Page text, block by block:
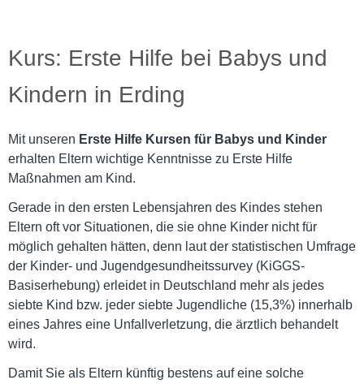
Kurs: Erste Hilfe bei Babys und
Kindern in Erding
Mit unseren Erste Hilfe Kursen für Babys und Kinder
erhalten Eltern wichtige Kenntnisse zu Erste Hilfe
Maßnahmen am Kind.
Gerade in den ersten Lebensjahren des Kindes stehen
Eltern oft vor Situationen, die sie ohne Kinder nicht für
möglich gehalten hätten, denn laut der statistischen Umfrage
der Kinder- und Jugendgesundheitssurvey (KiGGS-
Basiserhebung) erleidet in Deutschland mehr als jedes
siebte Kind bzw. jeder siebte Jugendliche (15,3%) innerhalb
eines Jahres eine Unfallverletzung, die ärztlich behandelt
wird.
Damit Sie als Eltern künftig bestens auf eine solche